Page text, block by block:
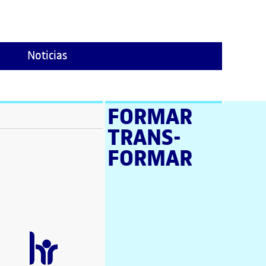
Noticias
en nueva ventana)
nueva ventana)
FORMAR
TRANS­
FORMAR